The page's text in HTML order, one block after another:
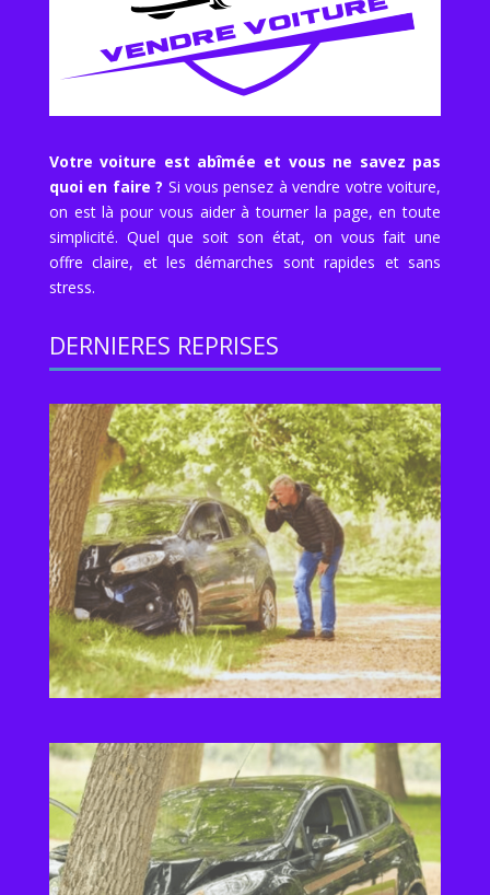
Votre voiture est abîmée et vous ne savez pas
quoi en faire ? Si vous pensez à vendre votre voiture,
on est là pour vous aider à tourner la page, en toute
simplicité. Quel que soit son état, on vous fait une
offre claire, et les démarches sont rapides et sans
stress.
DERNIERES REPRISES